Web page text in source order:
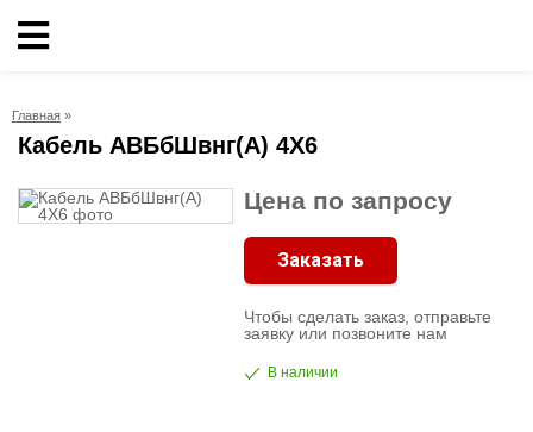
Кабельно-
продукция
Главная »
Кабель АВБбШвнг(А) 4X6
Цена по запросу
Заказать
Чтобы сделать заказ, отправьте
заявку или позвоните нам
В наличии